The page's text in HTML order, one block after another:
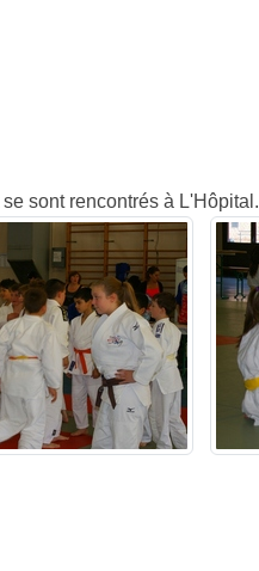
sont rencontrés à L'Hôpital.